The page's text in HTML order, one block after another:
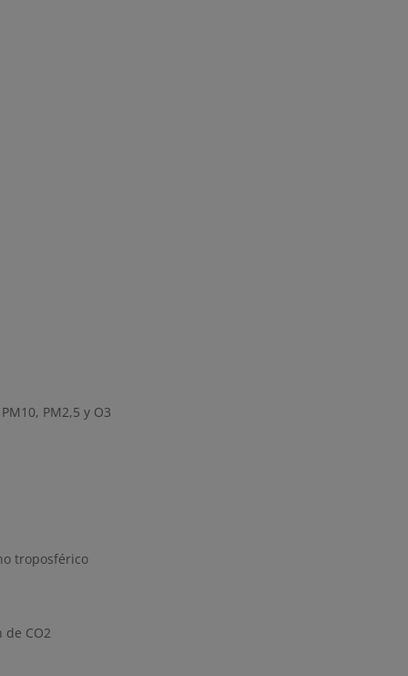
PM2,5 y O3
troposférico
CO2